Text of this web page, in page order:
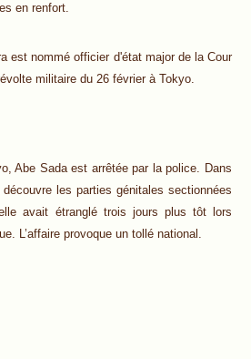
en renfort.
est nommé officier d'état major de la Cour
militaire du 26 février à Tokyo.
Abe Sada est arrêtée par la police. Dans
les parties génitales sectionnées
avait étranglé trois jours plus tôt lors
L’affaire provoque un tollé national.